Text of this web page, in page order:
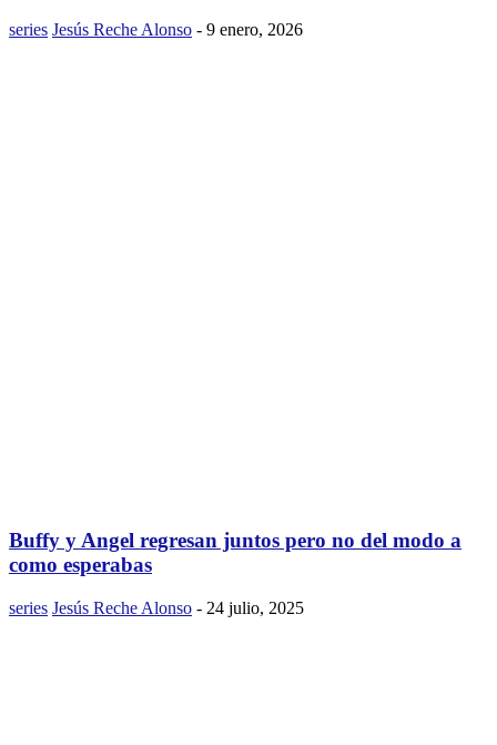
series Jesús Reche Alonso - 9 enero, 2026
Buffy y Angel regresan juntos pero no del modo a
como esperabas
series Jesús Reche Alonso - 24 julio, 2025